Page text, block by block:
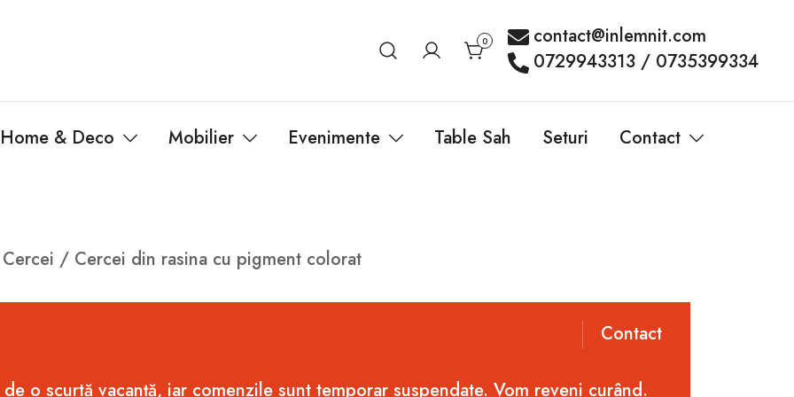
0
contact@inlemnit.com
0729943313 / 0735399334
Home & Deco Mobilier Evenimente Table Sah Seturi Contact
Cercei / Cercei din rasina cu pigment colorat
Contact
o scurtă vacanță, iar comenzile sunt temporar suspendate. Vom reveni curând.